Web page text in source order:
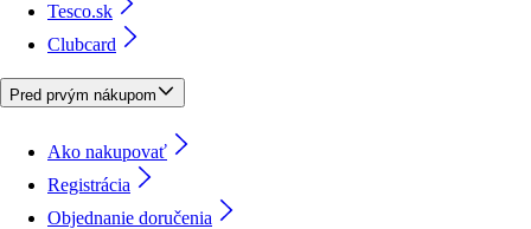
Tesco.sk
Clubcard
Pred prvým nákupom
Ako nakupovať
Registrácia
Objednanie doručenia